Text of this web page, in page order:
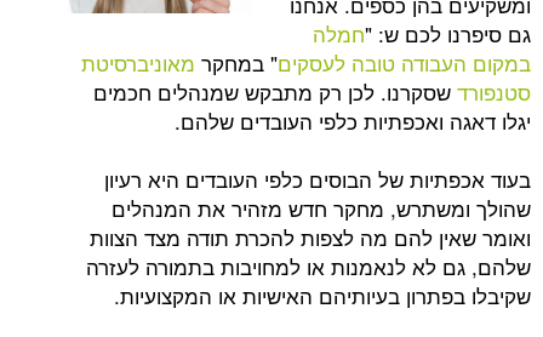
לכם ש: "חמלה
טובה לעסקים" במחקרמאוניברסיטת
לכן רק מתבקש שמנהלים חכמים
ואכפתיות כלפי העובדים שלהם.
של הבוסים כלפי העובדים היא רעיון
מחקר חדש מזהיר את המנהלים
להם מה לצפות להכרת תודה מצד הצוות
לנאמנות או למחויבות בתמורה לעזרה
בעיותיהם האישיות או המקצועיות.